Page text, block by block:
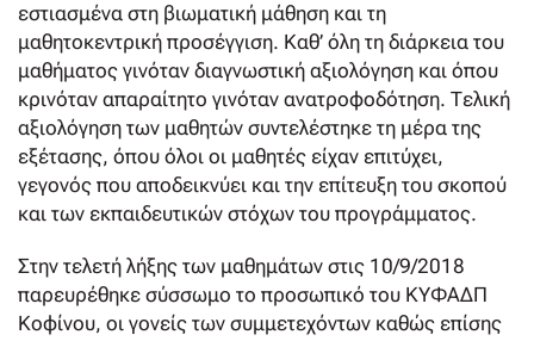
εστιασμένα στη βιωματική μάθηση και τη
μαθητοκεντρική προσέγγιση. Καθ’ όλη τη διάρκεια του
μαθήματος γινόταν διαγνωστική αξιολόγηση και όπου
κρινόταν απαραίτητο γινόταν ανατροφοδότηση. Τελική
αξιολόγηση των μαθητών συντελέστηκε τη μέρα της
εξέτασης, όπου όλοι οι μαθητές είχαν επιτύχει,
γεγονός που αποδεικνύει και την επίτευξη του σκοπού
και των εκπαιδευτικών στόχων του προγράμματος.
Στην τελετή λήξης των μαθημάτων στις 10/9/2018
παρευρέθηκε σύσσωμο το προσωπικό του ΚΥΦΑΔΠ
Κοφίνου, οι γονείς των συμμετεχόντων καθώς επίσης